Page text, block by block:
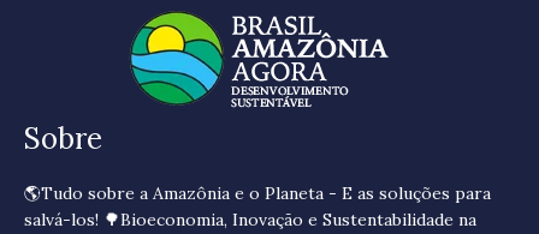
Sobre
🌎Tudo sobre a Amazônia e o Planeta - E as soluções para
salvá-los! 🌳Bioeconomia, Inovação e Sustentabilidade na